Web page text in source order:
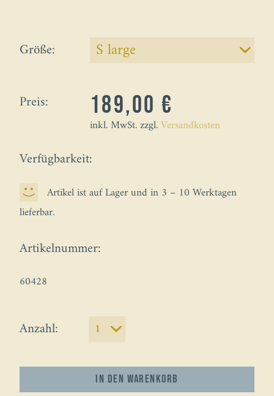
Größe:
Preis: 189,00 €
inkl. MwSt. zzgl.Versandkosten
Verfügbarkeit:
Artikel ist auf Lager und in 3 – 10 Werktagen
lieferbar.
Artikelnummer:
60428
Anzahl:
In den Warenkorb